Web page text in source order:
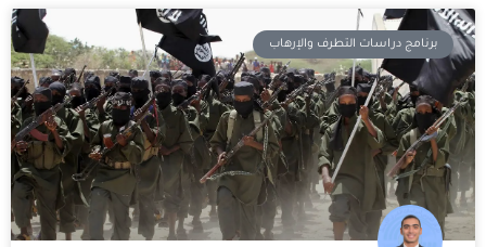
برنامج دراسات التطرف والإرهاب